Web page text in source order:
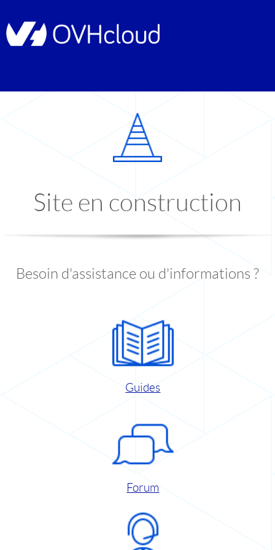
Site en construction
Besoin d'assistance ou d'informations ?
Guides
Forum